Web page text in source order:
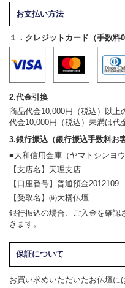
お支払い方法
１．クレジットカード（手数料0
2.代金引換
商品代金10,000円（税込）以上
代金10,000円（税込）未満は代
3.銀行振込（銀行振込手数料お
■大和信用金庫（ヤマトシンヨウ
【支店名】天理支店
【口座番号】普通預金2012109
【受取名】㈱大橋仏壇
銀行振込の場合、ご入金を確認
きます。
保証について
お買い求めいただいたお仏壇に